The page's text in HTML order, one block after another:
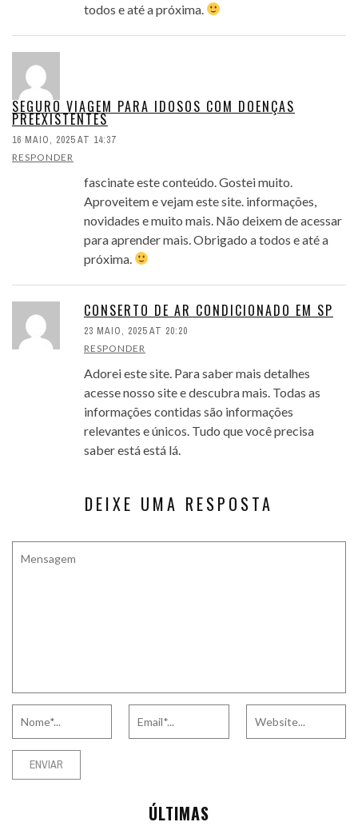
todos e até a próxima.
SEGURO VIAGEM PARA IDOSOS COM DOENÇAS
PREEXISTENTES
16 MAIO, 2025 AT 14:37
RESPONDER
fascinate este conteúdo. Gostei muito.
Aproveitem e vejam este site. informações,
novidades e muito mais. Não deixem de acessar
para aprender mais. Obrigado a todos e até a
próxima.
CONSERTO DE AR CONDICIONADO EM SP
23 MAIO, 2025 AT 20:20
RESPONDER
Adorei este site. Para saber mais detalhes
acesse nosso site e descubra mais. Todas as
informações contidas são informações
relevantes e únicos. Tudo que você precisa
saber está está lá.
DEIXE UMA RESPOSTA
ÚLTIMAS